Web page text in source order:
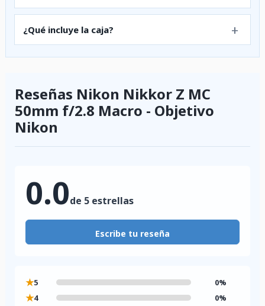
¿Qué incluye la caja?
Reseñas Nikon Nikkor Z MC
50mm f/2.8 Macro - Objetivo
Nikon
0.0de 5 estrellas
Escribe tu reseña
★5 0%
★4 0%